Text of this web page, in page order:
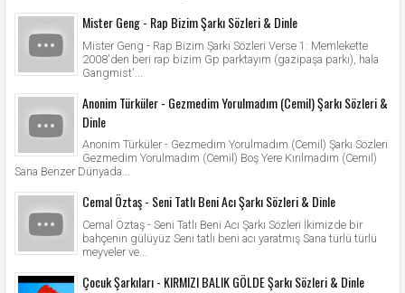
Mister Geng - Rap Bizim Şarkı Sözleri & Dinle
Mister Geng - Rap Bizim Şarkı Sözleri Verse 1: Memlekette
2008'den beri rap bizim Gp parktayım (gazipaşa parkı), hala
Gangmist'...
Anonim Türküler - Gezmedim Yorulmadım (Cemil) Şarkı Sözleri &
Dinle
Anonim Türküler - Gezmedim Yorulmadım (Cemil) Şarkı Sözleri
Gezmedim Yorulmadım (Cemil) Boş Yere Kırılmadım (Cemil)
Sana Benzer Dünyada...
Cemal Öztaş - Seni Tatlı Beni Acı Şarkı Sözleri & Dinle
Cemal Öztaş - Seni Tatlı Beni Acı Şarkı Sözleri İkimizde bir
bahçenin gülüyüz Seni tatlı beni acı yaratmış Sana türlü türlü
meyveler ve...
Çocuk Şarkıları - KIRMIZI BALIK GÖLDE Şarkı Sözleri & Dinle